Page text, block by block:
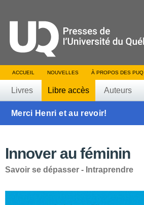
ACCUEIL NOUVELLES À PROPOS DES PUQ
Livres Libre accès Auteurs
Merci Henri et au revoir!
Innover au féminin
Savoir se dépasser - Intraprendre